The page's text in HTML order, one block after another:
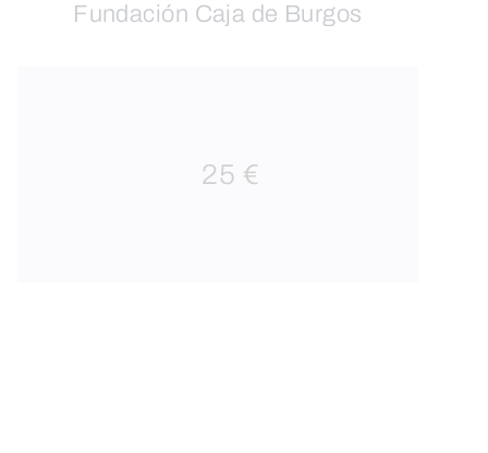
Fundación Caja de Burgos
25 €